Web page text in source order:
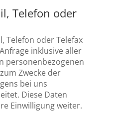
Telefon oder
Telefon oder Telefax
inklusive aller
personenbezogenen
Zwecke der
bei uns
Diese Daten
Einwilligung weiter.